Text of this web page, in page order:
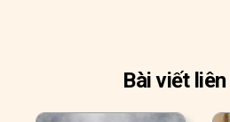
Bài viết